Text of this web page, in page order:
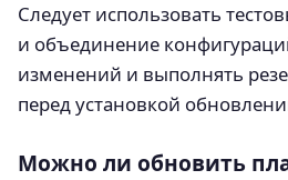
Следует использовать
и объединение
изменений и выполнять
перед установкой
Можно ли обновить